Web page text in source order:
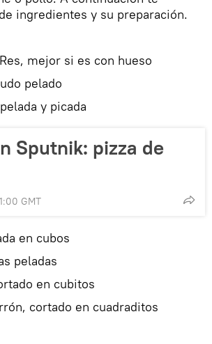
ingredientes y su preparación.
mejor si es con hueso
pelado
y picada
Sputnik: pizza de
GMT
en cubos
peladas
en cubitos
cortado en cuadraditos